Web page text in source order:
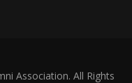
Association. All Rights